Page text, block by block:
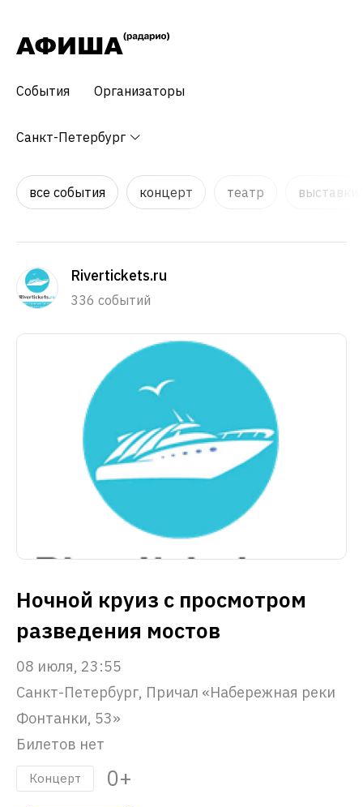
События Организаторы
Санкт-Петербург
все события концерт театр
Rivertickets.ru
336 событий
Ночной круиз с просмотром
разведения мостов
08 июля, 23:55
Санкт-Петербург, Причал «Набережная реки
Фонтанки, 53»
Билетов нет
Концерт 0+